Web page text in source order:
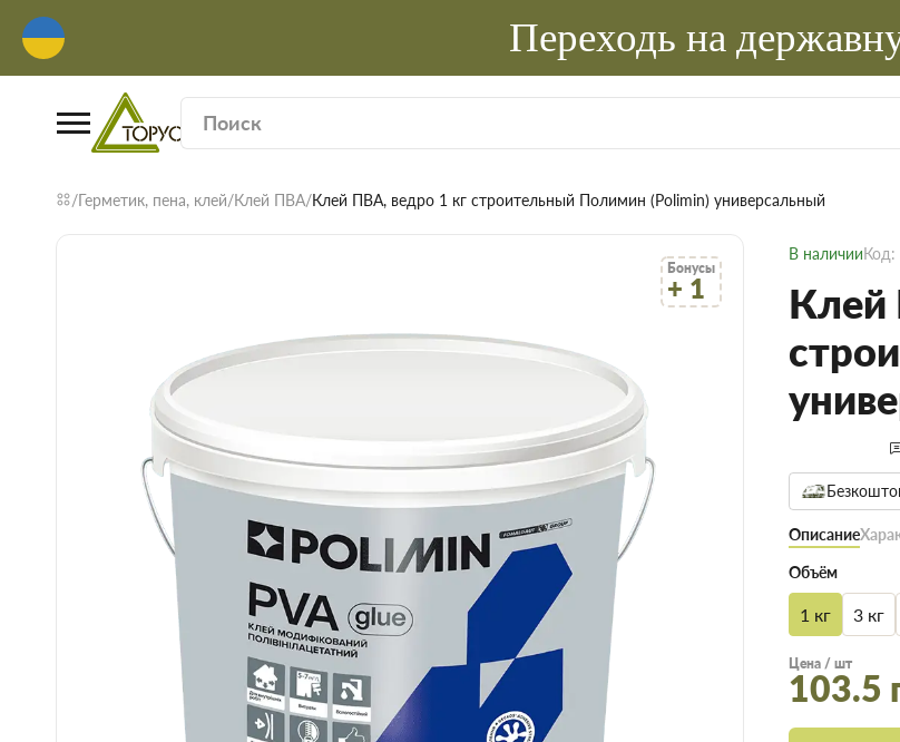
Переходь на
Герметик, пена, клей Клей ПВА Клей ПВА, ведро 1 кг строительный Полимин (Polimin) универсальный
Бонусы
+ 1
В наличииКод:
Клей
Описание
Объём
1 кг 3 кг
Цена / шт
103.5